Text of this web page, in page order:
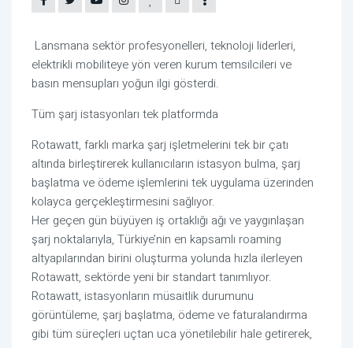
Lansmana sektör profesyonelleri, teknoloji liderleri,
elektrikli mobiliteye yön veren kurum temsilcileri ve
basın mensupları yoğun ilgi gösterdi.
Tüm şarj istasyonları tek platformda
Rotawatt, farklı marka şarj işletmelerini tek bir çatı
altında birleştirerek kullanıcıların istasyon bulma, şarj
başlatma ve ödeme işlemlerini tek uygulama üzerinden
kolayca gerçekleştirmesini sağlıyor.
Her geçen gün büyüyen iş ortaklığı ağı ve yaygınlaşan
şarj noktalarıyla, Türkiye’nin en kapsamlı roaming
altyapılarından birini oluşturma yolunda hızla ilerleyen
Rotawatt, sektörde yeni bir standart tanımlıyor.
Rotawatt, istasyonların müsaitlik durumunu
görüntüleme, şarj başlatma, ödeme ve faturalandırma
gibi tüm süreçleri uçtan uca yönetilebilir hale getirerek,